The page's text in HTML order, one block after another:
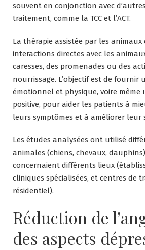
souvent en conjonction avec
traitement, comme la TCC et l’ACT.
La thérapie assistée par les animaux
interactions directes avec les
caresses, des promenades ou des
nourrissage. L’objectif est de fournir
émotionnel et physique, voire même
positive, pour aider les patients à
leurs symptômes et à améliorer leur
Les études analysées ont utilisé
animales (chiens, chevaux,
concernaient différents lieux
cliniques spécialisées, et centres de
résidentiel).
Réduction de
des aspects